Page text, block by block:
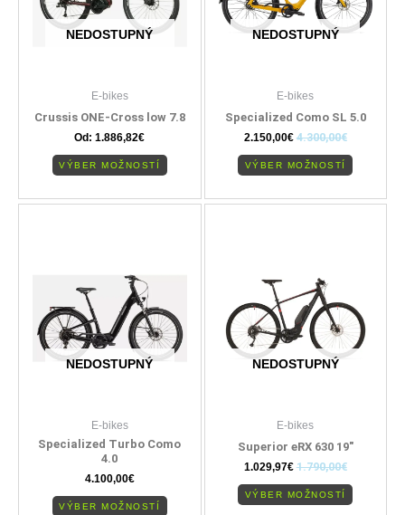
NEDOSTUPNÝ
E-bikes
Crussis ONE-Cross low 7.8
Od:1.886,82€
VÝBER MOŽNOSTÍ
si
môžete
NEDOSTUPNÝ
E-bikes
Specialized Como SL 5.0
2.150,00€ 4.300,00€
VÝBER MOŽNOSTÍ
si
môžete
NEDOSTUPNÝ
E-bikes
Specialized Turbo Como
4.0
4.100,00€
VÝBER MOŽNOSTÍ
Možnosti
si
môžete
NEDOSTUPNÝ
E-bikes
Superior eRX 630 19″
1.029,97€ 1.790,00€
VÝBER MOŽNOSTÍ
Možnosti
si
môžete